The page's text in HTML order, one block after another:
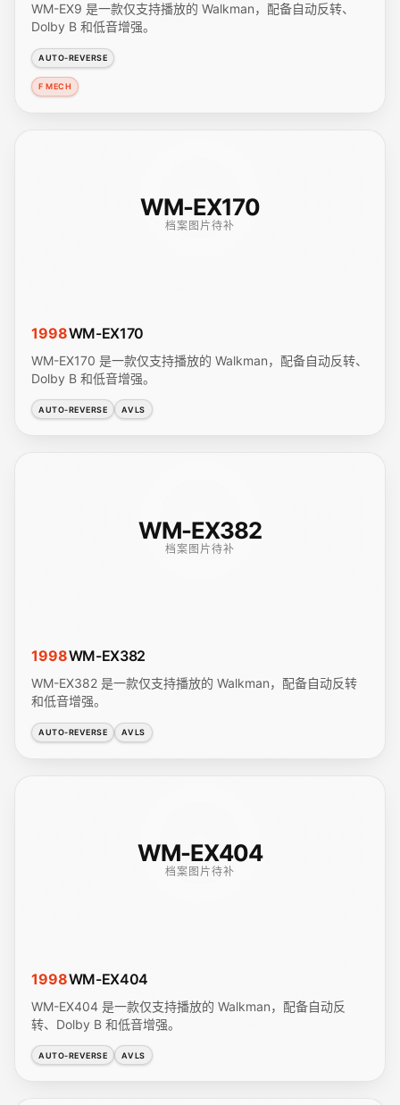
WM-EX9 是一款仅支持播放的 Walkman，配备自动反转、
Dolby B 和低音增强。
AUTO-REVERSE
F MECH
WM-EX170
档案图片待补
1998WM-EX170
WM-EX170 是一款仅支持播放的 Walkman，配备自动反转、
Dolby B 和低音增强。
AUTO-REVERSE AVLS
WM-EX382
档案图片待补
1998WM-EX382
WM-EX382 是一款仅支持播放的 Walkman，配备自动反转
和低音增强。
AUTO-REVERSE AVLS
WM-EX404
档案图片待补
1998WM-EX404
WM-EX404 是一款仅支持播放的 Walkman，配备自动反
转、Dolby B 和低音增强。
AUTO-REVERSE AVLS